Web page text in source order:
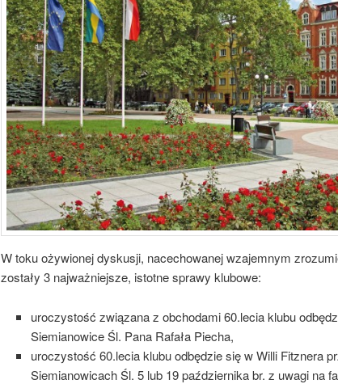
W toku ożywionej dyskusji, nacechowanej wzajemnym
zostały 3 najważniejsze, istotne sprawy klubowe:
uroczystość związana z obchodami 60.lecia klubu
Siemianowice Śl. Pana Rafała Piecha,
uroczystość 60.lecia klubu odbędzie się w Willi Fitznera
Siemianowicach Śl. 5 lub 19 października br. z uwagi na